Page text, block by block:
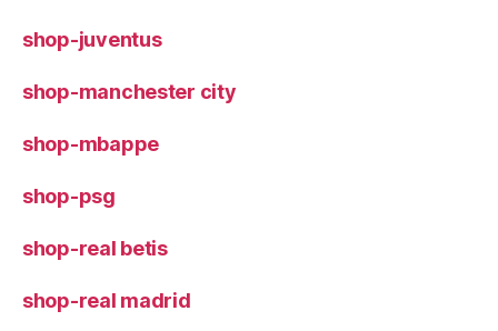
shop-juventus
shop-manchester city
shop-mbappe
shop-psg
shop-real betis
shop-real madrid